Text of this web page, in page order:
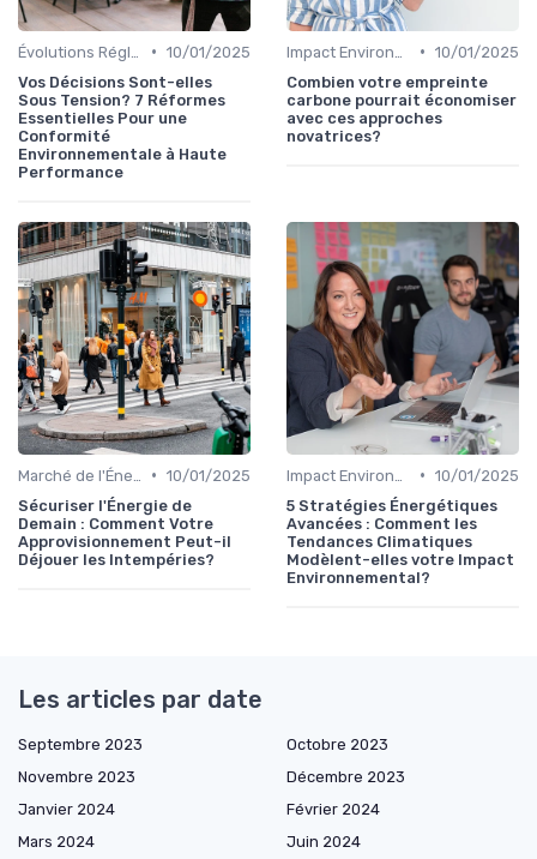
• 10/01/2025
Vos Décisions Sont-elles
Sous Tension? 7 Réformes
Essentielles Pour une
Conformité
Environnementale à Haute
Performance
• 10/01/2025
Combien votre empreinte
carbone pourrait économiser
avec ces approches
novatrices?
• 10/01/2025
Sécuriser l'Énergie de
Demain : Comment Votre
Approvisionnement Peut-il
Déjouer les Intempéries?
• 10/01/2025
5 Stratégies Énergétiques
Avancées : Comment les
Tendances Climatiques
Modèlent-elles votre Impact
Environnemental?
Les articles par date
Septembre 2023
Octobre 2023
Novembre 2023
Décembre 2023
Janvier 2024
Février 2024
Mars 2024
Juin 2024